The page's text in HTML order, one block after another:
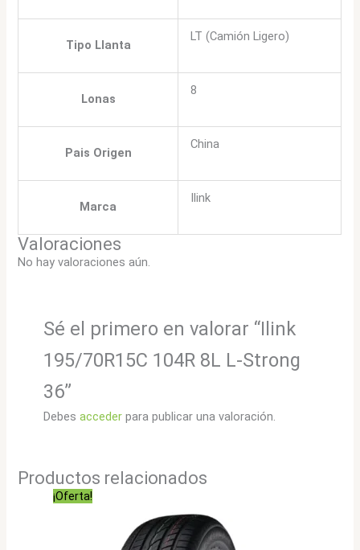
Tipo Llanta
LT (Camión Ligero)
Lonas
8
Pais Origen
China
Marca
Ilink
Valoraciones
No hay valoraciones aún.
Sé el primero en valorar “Ilink
195/70R15C 104R 8L L-Strong
36”
Debes accederpara publicar una valoración.
Productos relacionados
¡Oferta!